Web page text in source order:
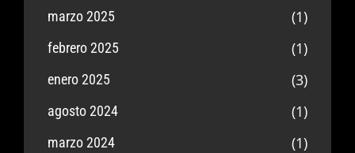
marzo 2025 (1)
febrero 2025 (1)
enero 2025 (3)
agosto 2024 (1)
marzo 2024 (1)